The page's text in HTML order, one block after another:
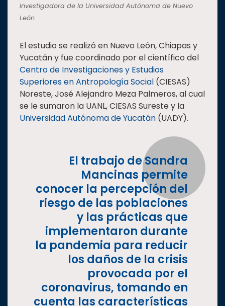
Investigadora de la Universidad Autónoma de Nuevo
León
El estudio se realizó en Nuevo León, Chiapas y
Yucatán y fue coordinado por el científico del
Centro de Investigaciones y Estudios
Superiores en Antropología Social (CIESAS)
Noreste, José Alejandro Meza Palmeros, al cual
se le sumaron la UANL, CIESAS Sureste y la
Universidad Autónoma de Yucatán (UADY).
El trabajo de Sandra
Mancinas permite
conocer la percepción del
riesgo de las poblaciones
y las prácticas que
implementaron durante
la pandemia para reducir
los daños de la crisis
provocada por el
coronavirus, tomando en
cuenta las características